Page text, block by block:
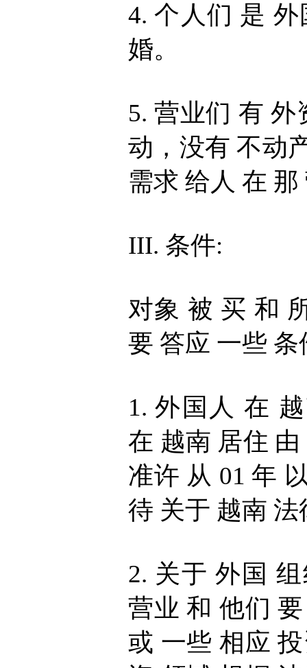
4. 个人们 是
婚。
5. 营业们 有
动，没有 不动
需求 给人 在
III. 条件:
对象 被 买 和
要 答应 一些 条
1. 外国人 在
在 越南 居住
准许 从 01 年
待 关于 越南
2. 关于 外国
营业 和 他们
或 一些 相应